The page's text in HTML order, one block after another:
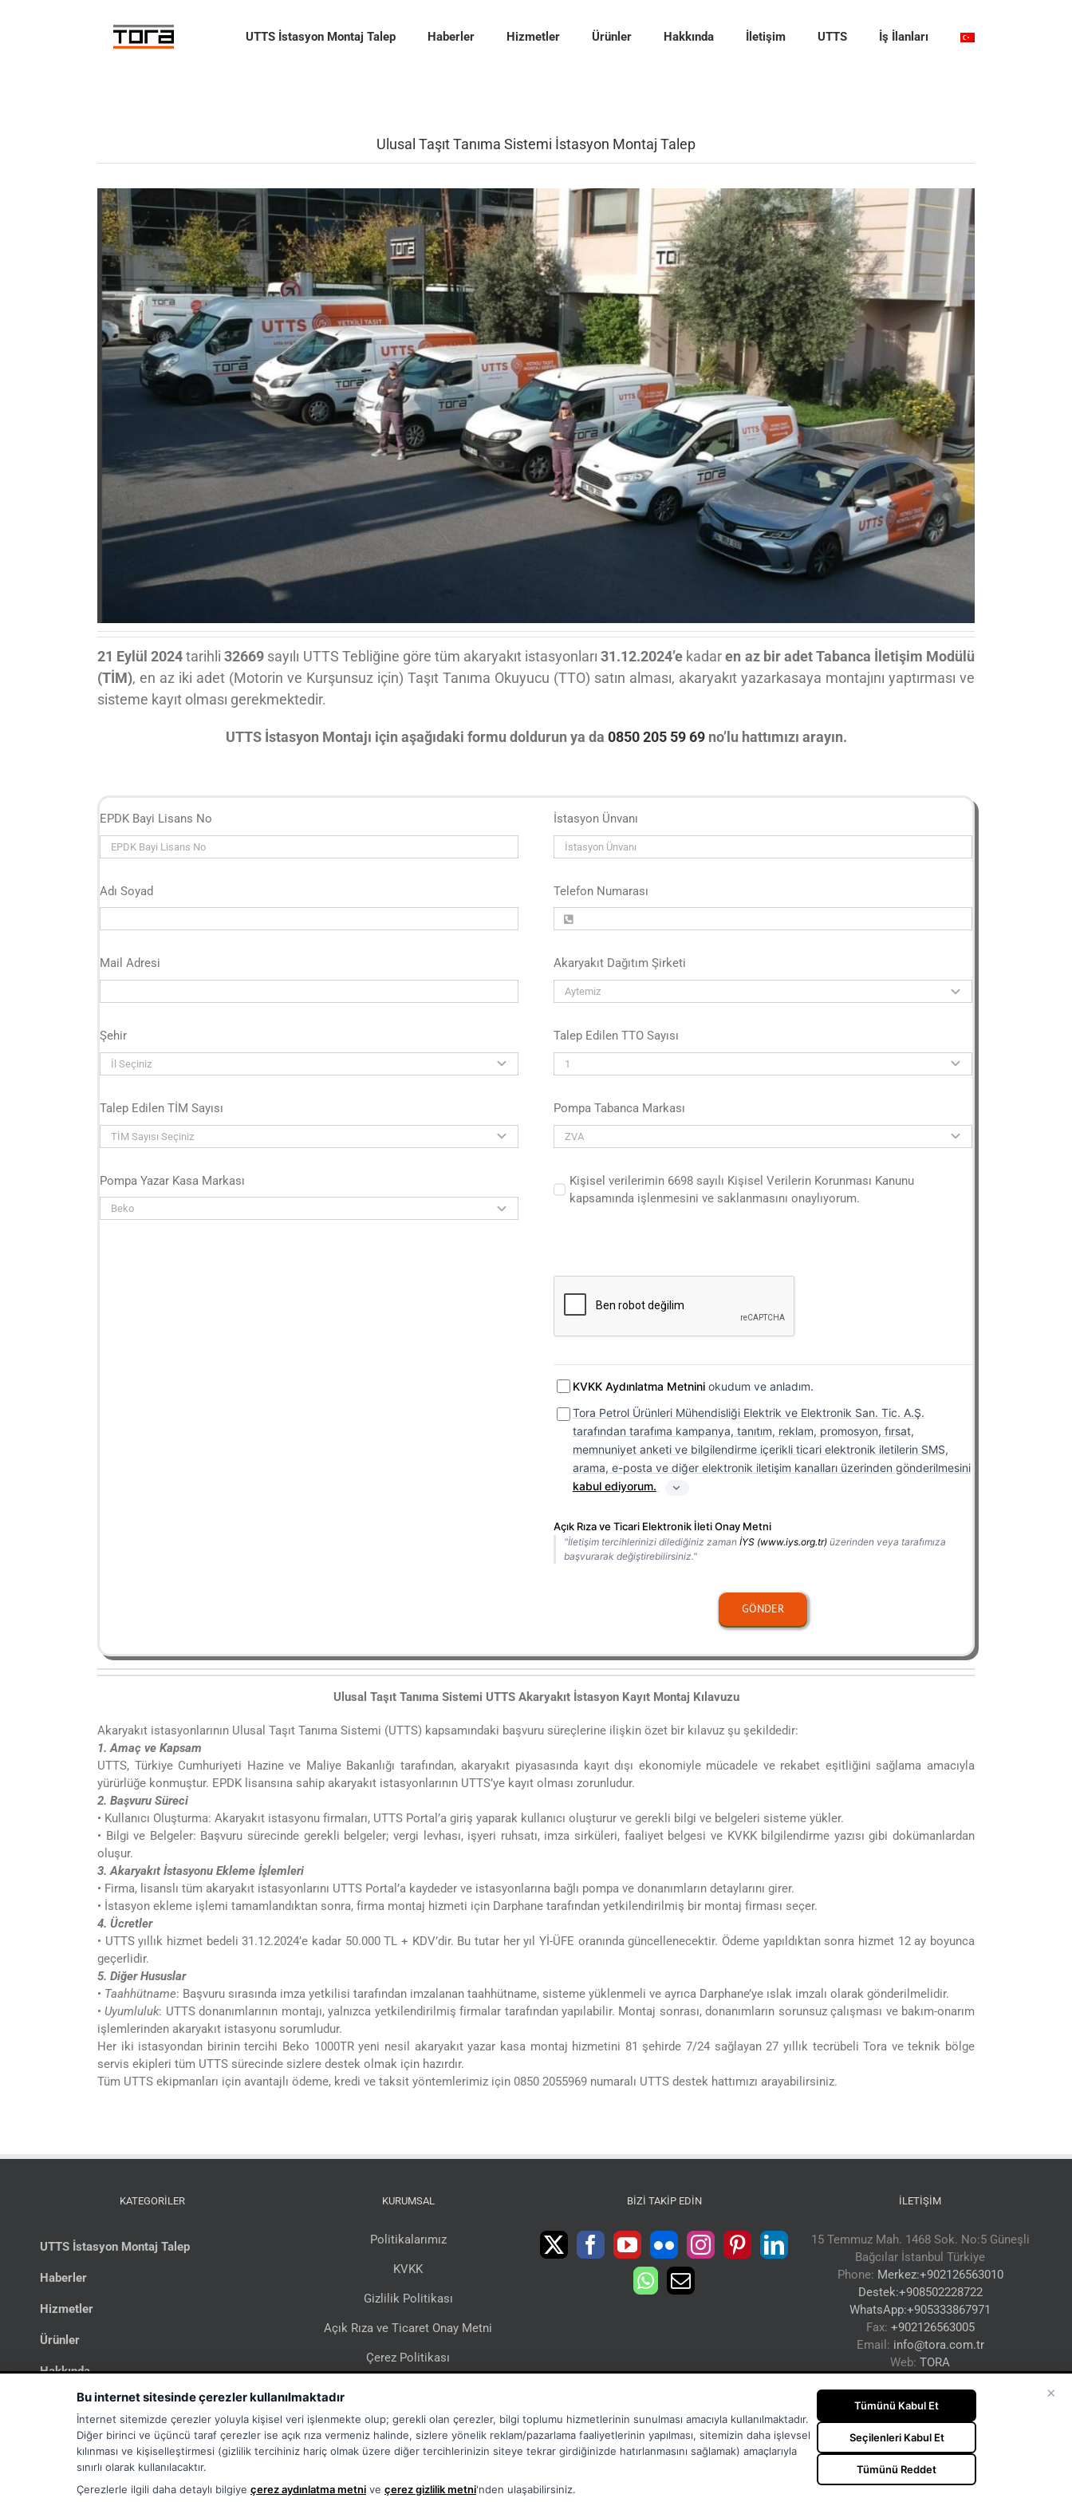
UTTS İstasyon Montaj Talep Haberler Hizmetler Ürünler Hakkında İletişim UTTS İş İlanları
Ulusal Taşıt Tanıma Sistemi İstasyon Montaj Talep
21 Eylül 2024tarihli32669 sayılı UTTS Tebliğine göre tüm akaryakıt istasyonları31.12.2024’e kadaren az bir adet Tabanca İletişim Modülü
(TİM), en az iki adet (Motorin ve Kurşunsuz için) Taşıt Tanıma Okuyucu (TTO) satın alması, akaryakıt yazarkasaya montajını yaptırması ve
sisteme kayıt olması gerekmektedir.
UTTS İstasyon Montajı için aşağıdaki formu doldurun ya da 0850 205 59 69no’lu hattımızı arayın.
EPDK Bayi Lisans No
Adı Soyad
Mail Adresi
Şehir
Talep Edilen TİM Sayısı
Pompa Yazar Kasa Markası
İstasyon Ünvanı
Telefon Numarası
Akaryakıt Dağıtım Şirketi
Talep Edilen TTO Sayısı
Pompa Tabanca Markası
Kişisel verilerimin 6698 sayılı Kişisel Verilerin Korunması Kanunu
kapsamında işlenmesini ve saklanmasını onaylıyorum.
KVKK Aydınlatma Metniniokudum ve anladım.
Tora Petrol Ürünleri Mühendisliği Elektrik ve Elektronik San. Tic. A.Ş.
tarafından tarafıma kampanya, tanıtım, reklam, promosyon, fırsat,
memnuniyet anketi ve bilgilendirme içerikli ticari elektronik iletilerin SMS,
arama, e-posta ve diğer elektronik iletişim kanalları üzerinden gönderilmesini
kabul ediyorum.
Açık Rıza ve Ticari Elektronik İleti Onay Metni
"İletişim tercihlerinizi dilediğiniz zaman İYS (www.iys.org.tr)üzerinden veya tarafımıza
başvurarak değiştirebilirsiniz."
GÖNDER
Ulusal Taşıt Tanıma Sistemi UTTS Akaryakıt İstasyon Kayıt Montaj Kılavuzu
Akaryakıt istasyonlarının Ulusal Taşıt Tanıma Sistemi (UTTS) kapsamındaki başvuru süreçlerine ilişkin özet bir kılavuz şu şekildedir:
1. Amaç ve Kapsam
UTTS, Türkiye Cumhuriyeti Hazine ve Maliye Bakanlığı tarafından, akaryakıt piyasasında kayıt dışı ekonomiyle mücadele ve rekabet eşitliğini sağlama amacıyla
yürürlüğe konmuştur. EPDK lisansına sahip akaryakıt istasyonlarının UTTS’ye kayıt olması zorunludur.
2. Başvuru Süreci
• Kullanıcı Oluşturma: Akaryakıt istasyonu firmaları, UTTS Portal’a giriş yaparak kullanıcı oluşturur ve gerekli bilgi ve belgeleri sisteme yükler.
• Bilgi ve Belgeler: Başvuru sürecinde gerekli belgeler; vergi levhası, işyeri ruhsatı, imza sirküleri, faaliyet belgesi ve KVKK bilgilendirme yazısı gibi dokümanlardan
oluşur.
3. Akaryakıt İstasyonu Ekleme İşlemleri
• Firma, lisanslı tüm akaryakıt istasyonlarını UTTS Portal’a kaydeder ve istasyonlarına bağlı pompa ve donanımların detaylarını girer.
• İstasyon ekleme işlemi tamamlandıktan sonra, firma montaj hizmeti için Darphane tarafından yetkilendirilmiş bir montaj firması seçer.
4. Ücretler
• UTTS yıllık hizmet bedeli 31.12.2024’e kadar 50.000 TL + KDV’dir. Bu tutar her yıl Yİ-ÜFE oranında güncellenecektir. Ödeme yapıldıktan sonra hizmet 12 ay boyunca
geçerlidir.
5. Diğer Hususlar
• Taahhütname: Başvuru sırasında imza yetkilisi tarafından imzalanan taahhütname, sisteme yüklenmeli ve ayrıca Darphane’ye ıslak imzalı olarak gönderilmelidir.
• Uyumluluk: UTTS donanımlarının montajı, yalnızca yetkilendirilmiş firmalar tarafından yapılabilir. Montaj sonrası, donanımların sorunsuz çalışması ve bakım-onarım
işlemlerinden akaryakıt istasyonu sorumludur.
Her iki istasyondan birinin tercihi Beko 1000TR yeni nesil akaryakıt yazar kasa montaj hizmetini 81 şehirde 7/24 sağlayan 27 yıllık tecrübeli Tora ve teknik bölge
servis ekipleri tüm UTTS sürecinde sizlere destek olmak için hazırdır.
Tüm UTTS ekipmanları için avantajlı ödeme, kredi ve taksit yöntemlerimiz için 0850 2055969 numaralı UTTS destek hattımızı arayabilirsiniz.
KATEGORİLER
UTTS İstasyon Montaj Talep
Haberler
Hizmetler
Ürünler
Hakkında
İletişim
İş İlanları
KURUMSAL
Politikalarımız
KVKK
Gizlilik Politikası
Açık Rıza ve Ticaret Onay Metni
Çerez Politikası
Sertifikalarımız
BIZI TAKIP EDIN İLETIŞIM
15 Temmuz Mah. 1468 Sok. No:5 Güneşli
Bağcılar İstanbul Türkiye
Phone: Merkez:+902126563010
Destek:+908502228722
WhatsApp:+905333867971
Fax: +902126563005
Email: info@tora.com.tr
Web: TORA
×
Bu internet sitesinde çerezler kullanılmaktadır
İnternet sitemizde çerezler yoluyla kişisel veri işlenmekte olup; gerekli olan çerezler, bilgi toplumu hizmetlerinin sunulması amacıyla kullanılmaktadır.
Diğer birinci ve üçüncü taraf çerezler ise açık rıza vermeniz halinde, sizlere yönelik reklam/pazarlama faaliyetlerinin yapılması, sitemizin daha işlevsel
kılınması ve kişiselleştirmesi (gizlilik tercihiniz hariç olmak üzere diğer tercihlerinizin siteye tekrar girdiğinizde hatırlanmasını sağlamak) amaçlarıyla
sınırlı olarak kullanılacaktır.
Çerezlerle ilgili daha detaylı bilgiye çerez aydınlatma metni ve çerez gizlilik metni'nden ulaşabilirsiniz.
Tümünü Kabul Et
Seçilenleri Kabul Et
Tümünü Reddet